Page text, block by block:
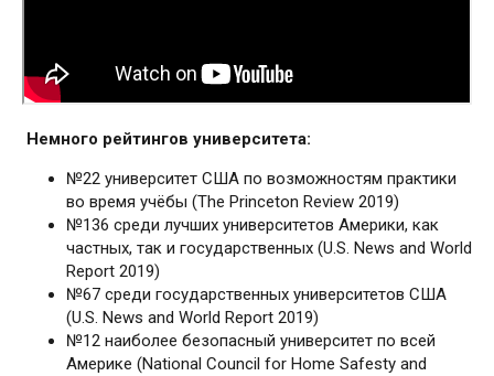
Немного рейтингов университета:
№22 университет США по возможностям практики
во время учёбы (The Princeton Review 2019)
№136 среди лучших университетов Америки, как
частных, так и государственных (U.S. News and World
Report 2019)
№67 среди государственных университетов США
(U.S. News and World Report 2019)
№12 наиболее безопасный университет по всей
Америке (National Council for Home Safesty and